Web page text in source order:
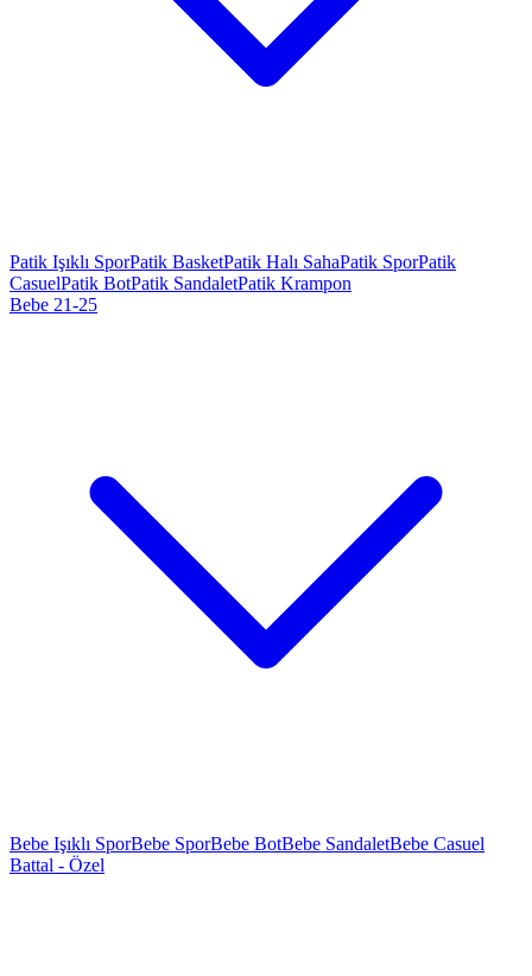
Patik Işıklı SporPatik BasketPatik Halı SahaPatik SporPatik
CasuelPatik BotPatik SandaletPatik Krampon
Bebe 21-25
Bebe Işıklı SporBebe SporBebe BotBebe SandaletBebe Casuel
Battal - Özel